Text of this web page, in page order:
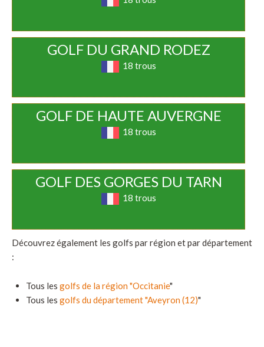
GOLF DU GRAND RODEZ
18 trous
GOLF DE HAUTE AUVERGNE
18 trous
GOLF DES GORGES DU TARN
18 trous
Découvrez également les golfs par région et par département
:
Tous les golfs de la région "Occitanie"
Tous les golfs du département "Aveyron (12)"